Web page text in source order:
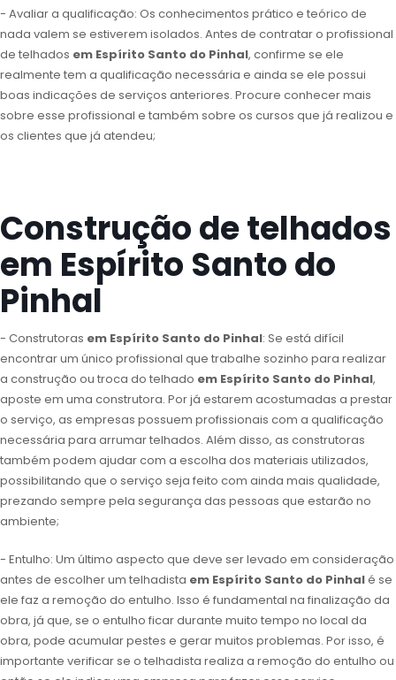
- Avaliar a qualificação: Os conhecimentos prático e teórico de
nada valem se estiverem isolados. Antes de contratar o profissional
de telhados em Espírito Santo do Pinhal, confirme se ele
realmente tem a qualificação necessária e ainda se ele possui
boas indicações de serviços anteriores. Procure conhecer mais
sobre esse profissional e também sobre os cursos que já realizou e
os clientes que já atendeu;
Construção de telhados
em Espírito Santo do
Pinhal
- Construtoras em Espírito Santo do Pinhal: Se está difícil
encontrar um único profissional que trabalhe sozinho para realizar
a construção ou troca do telhado em Espírito Santo do Pinhal,
aposte em uma construtora. Por já estarem acostumadas a prestar
o serviço, as empresas possuem profissionais com a qualificação
necessária para arrumar telhados. Além disso, as construtoras
também podem ajudar com a escolha dos materiais utilizados,
possibilitando que o serviço seja feito com ainda mais qualidade,
prezando sempre pela segurança das pessoas que estarão no
ambiente;
- Entulho: Um último aspecto que deve ser levado em consideração
antes de escolher um telhadista em Espírito Santo do Pinhalé se
ele faz a remoção do entulho. Isso é fundamental na finalização da
obra, já que, se o entulho ficar durante muito tempo no local da
obra, pode acumular pestes e gerar muitos problemas. Por isso, é
importante verificar se o telhadista realiza a remoção do entulho ou